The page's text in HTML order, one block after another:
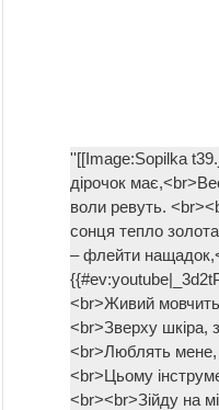
''[[Image:Sopilka
дірочок
воли ревуть.
сонця тепло
– флейти
<br>Живий
<br>Зверху шкіра,
<br>Люблять мене,
<br>Цьому
<br><br>Зійду на